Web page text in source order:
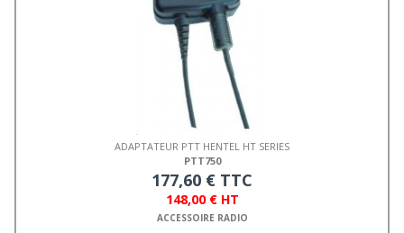
ADAPTATEUR PTT HENTEL HT SERIES
PTT750
177,60 € TTC
148,00 € HT
ACCESSOIRE RADIO